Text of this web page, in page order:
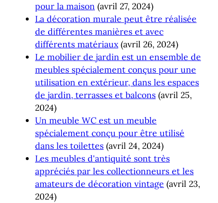
pour la maison (avril 27, 2024)
La décoration murale peut être réalisée
de différentes manières et avec
différents matériaux (avril 26, 2024)
Le mobilier de jardin est un ensemble de
meubles spécialement conçus pour une
utilisation en extérieur, dans les espaces
de jardin, terrasses et balcons (avril 25,
2024)
Un meuble WC est un meuble
spécialement conçu pour être utilisé
dans les toilettes (avril 24, 2024)
Les meubles d'antiquité sont très
appréciés par les collectionneurs et les
amateurs de décoration vintage (avril 23,
2024)